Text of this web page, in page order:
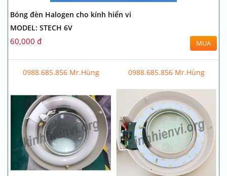
Bóng đèn Halogen cho kính hiển vi
MODEL: STECH 6V
60,000 đ MUA
0988.685.856 Mr.Hùng 0988.685.856 Mr.Hùng